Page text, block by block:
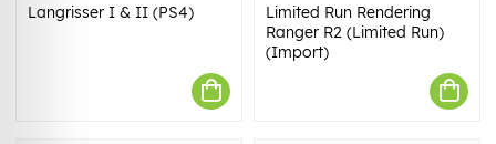
Langrisser I & II (PS4)
Limited Run Rendering
Ranger R2 (Limited Run)
(Import)